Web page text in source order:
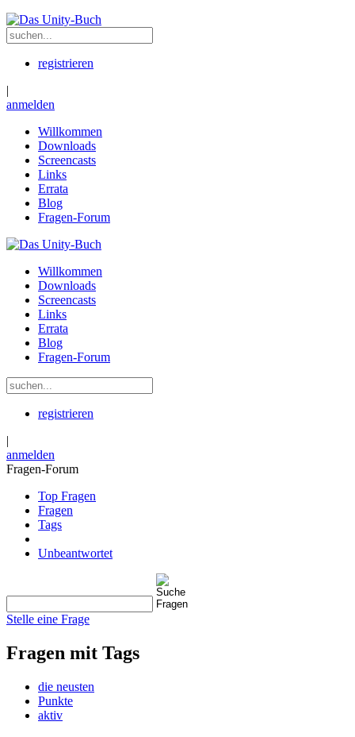
registrieren
|
anmelden
Willkommen
Downloads
Screencasts
Links
Errata
Blog
Fragen-Forum
Willkommen
Downloads
Screencasts
Links
Errata
Blog
Fragen-Forum
registrieren
|
anmelden
Fragen-Forum
Top Fragen
Fragen
Tags
Unbeantwortet
Stelle eine Frage
Fragen mit Tags
die neusten
Punkte
aktiv